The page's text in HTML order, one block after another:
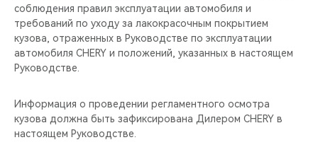
соблюдения правил эксплуатации автомобиля и
требований по уходу за лакокрасочным покрытием
кузова, отраженных в Руководстве по эксплуатации
автомобиля CHERY и положений, указанных в настоящем
Руководстве.
Информация о проведении регламентного осмотра
кузова должна быть зафиксирована Дилером CHERY в
настоящем Руководстве.